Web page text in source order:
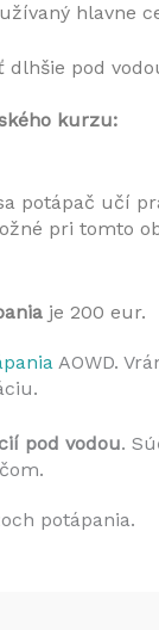
hlavne
pod
kurzu:
potápač učí
pri tomto
je 200 eur.
AOWD.
pod vodou.
potápania.